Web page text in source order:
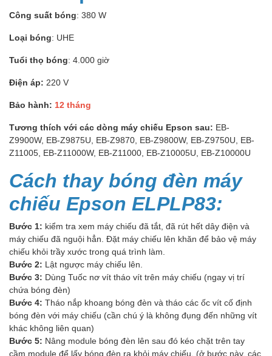
Công suất bóng: 380 W
Loại bóng: UHE
Tuổi thọ bóng: 4.000 giờ
Điện áp: 220 V
Bảo hành: 12 tháng
Tương thích với các dòng máy chiếu Epson sau: EB-
Z9900W, EB-Z9875U, EB-Z9870, EB-Z9800W, EB-Z9750U, EB-
Z11005, EB-Z11000W, EB-Z11000, EB-Z10005U, EB-Z10000U
Cách thay bóng đèn máy
chiếu Epson ELPLP83:
Bước 1: kiểm tra xem máy chiếu đã tắt, đã rút hết dây điện và
máy chiếu đã nguội hẳn. Đặt máy chiếu lên khăn để bảo vệ máy
chiếu khỏi trầy xước trong quá trình làm.
Bước 2: Lật ngược máy chiếu lên.
Bước 3: Dùng Tuốc nơ vít tháo vít trên máy chiếu (ngay vị trí
chứa bóng đèn)
Bước 4: Tháo nắp khoang bóng đèn và tháo các ốc vít cố định
bóng đèn với máy chiếu (cần chú ý là không đụng đến những vít
khác không liên quan)
Bước 5: Nâng module bóng đèn lên sau đó kéo chặt trên tay
cầm module để lấy bóng đèn ra khỏi máy chiếu. (ở bước này, các